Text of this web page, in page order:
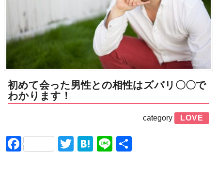
初めて会った男性との相性はズバリ〇〇で
わかります！
category LOVE
FacebookTwitter
Hatena
Line